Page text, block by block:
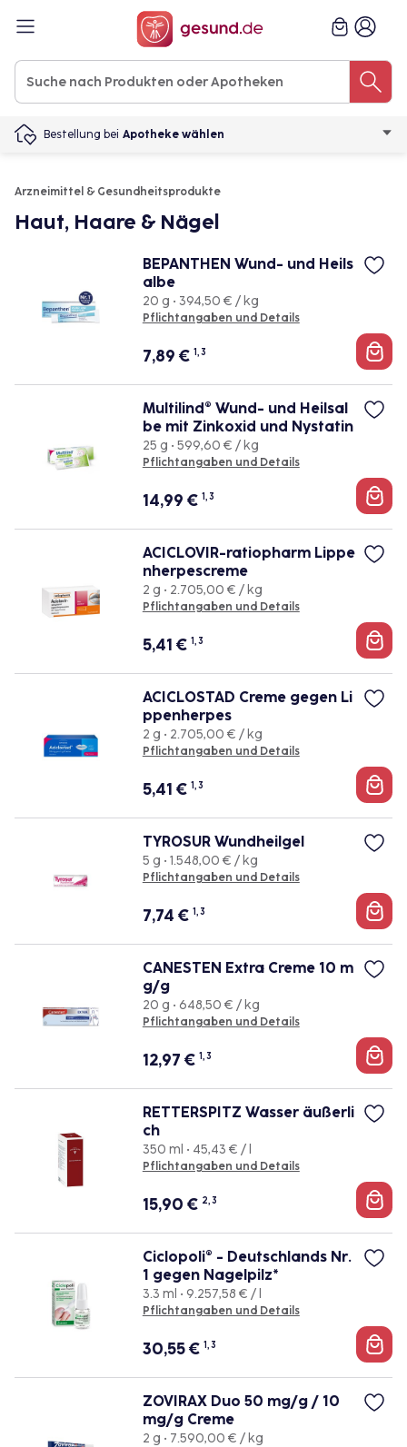
Bestellung bei Apotheke wählen
Arzneimittel & Gesundheitsprodukte
Haut, Haare & Nägel
BEPANTHEN Wund- und Heils
albe
20 g • 394,50 € / kg
Pflichtangaben und Details
7,89 € 1, 3
Multilind® Wund- und Heilsal
be mit Zinkoxid und Nystatin
25 g • 599,60 € / kg
Pflichtangaben und Details
14,99 € 1, 3
ACICLOVIR-ratiopharm Lippe
nherpescreme
2 g • 2.705,00 € / kg
Pflichtangaben und Details
5,41 € 1, 3
ACICLOSTAD Creme gegen Li
ppenherpes
2 g • 2.705,00 € / kg
Pflichtangaben und Details
5,41 € 1, 3
TYROSUR Wundheilgel
5 g • 1.548,00 € / kg
Pflichtangaben und Details
7,74 € 1, 3
CANESTEN Extra Creme 10 m
g/g
20 g • 648,50 € / kg
Pflichtangaben und Details
12,97 € 1, 3
RETTERSPITZ Wasser äußerli
ch
350 ml • 45,43 € / l
Pflichtangaben und Details
15,90 € 2, 3
Ciclopoli® - Deutschlands Nr.
1 gegen Nagelpilz*
3.3 ml • 9.257,58 € / l
Pflichtangaben und Details
30,55€ 1, 3
ZOVIRAX Duo 50 mg/g / 10
mg/g Creme
2 g • 7.590,00 € / kg